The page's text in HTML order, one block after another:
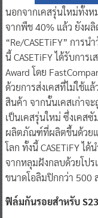
นอกจากเคสรุ่นใหม่ทั้งห
จากพืช 40% แล้ว ยังผ
“Re/CASETiFY” การ
นี้ CASETiFY ได้รับการ
Award โดย
ด้วยการส่งเคสที่ไม่ใช้แ
สินค้า จากนั้นเคสเก่าจ
เป็นเคสรุ่นใหม่ ซึ่งเคส
ผลิตภัณฑ์ที่ผลิตขึ้นด้วย
โลก ทั้งนี้ CASETiFY ไ
จากหลุมฝังกลบด้วยโปร
ขนาดโอลิมปิกกว่า 500
ฟิล์มกันรอยสำหรับ